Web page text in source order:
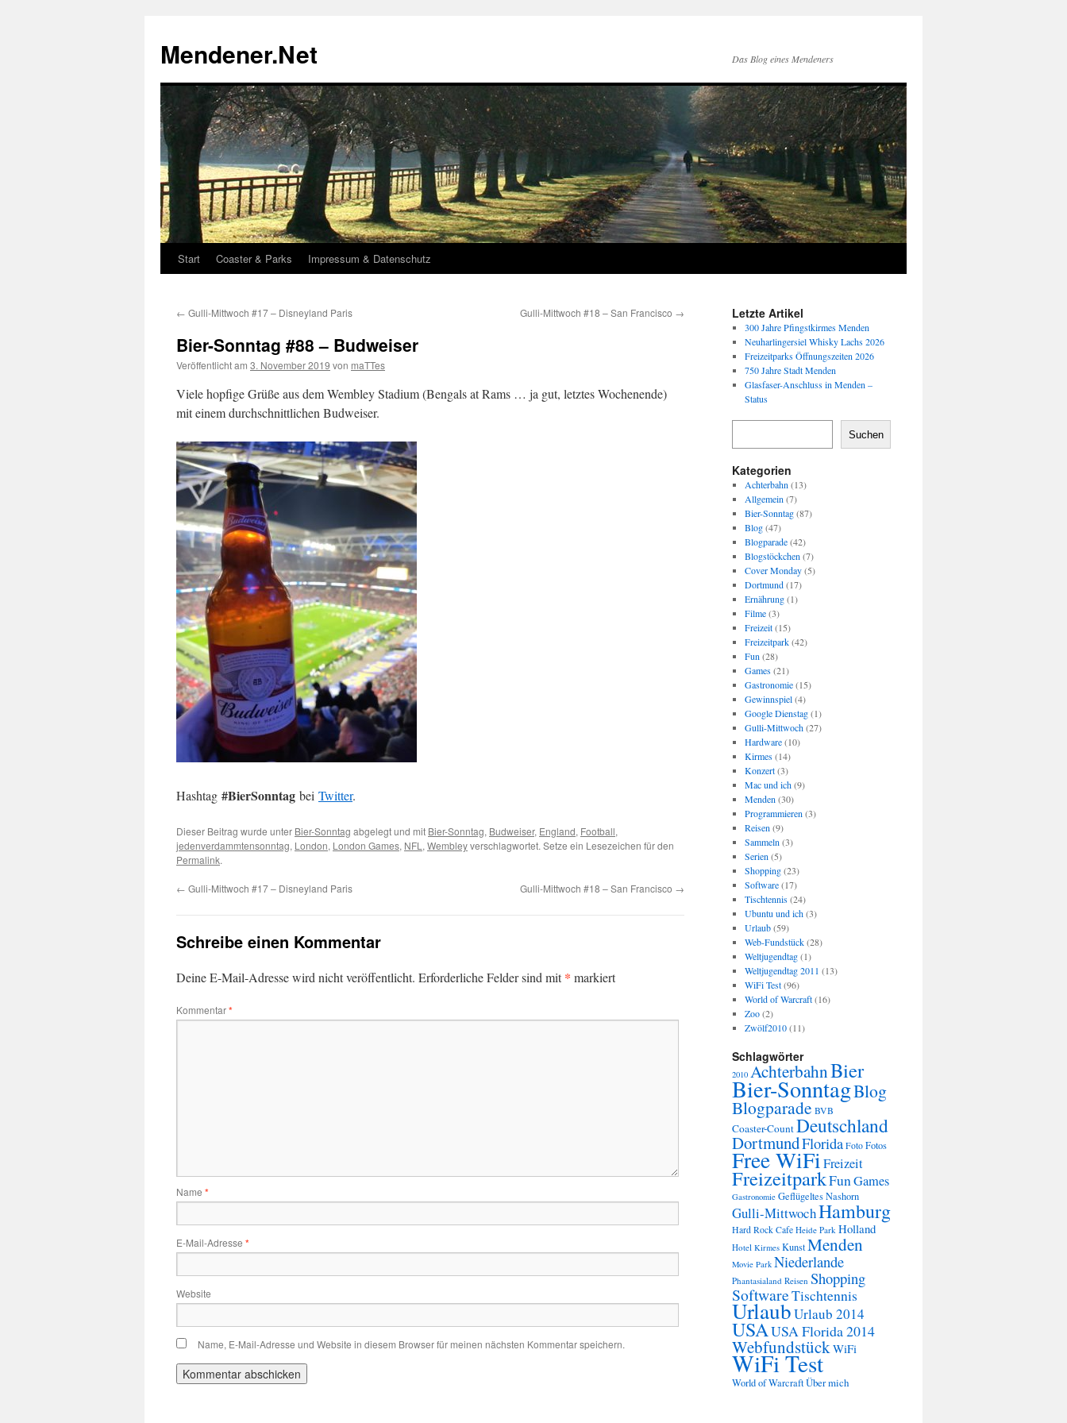
springen
Mendener.Net Das Blog eines Mendeners
Start Coaster & Parks Impressum & Datenschutz
← Gulli-Mittwoch #17 – Disneyland Paris Gulli-Mittwoch #18 – San Francisco →
Bier-Sonntag #88 – Budweiser
Veröffentlicht am 3. November 2019 von maTTes
Viele hopfige Grüße aus dem Wembley Stadium (Bengals at Rams … ja gut, letztes Wochenende)
mit einem durchschnittlichen Budweiser.
Hashtag #BierSonntag bei Twitter.
Dieser Beitrag wurde unter Bier-Sonntag abgelegt und mit Bier-Sonntag, Budweiser, England, Football,
jedenverdammtensonntag, London, London Games, NFL , Wembleyverschlagwortet. Setze ein Lesezeichen für den
Permalink.
← Gulli-Mittwoch #17 – Disneyland Paris Gulli-Mittwoch #18 – San Francisco →
Schreibe einen Kommentar
Deine E-Mail-Adresse wird nicht veröffentlicht. Erforderliche Felder sind mit* markiert
Kommentar*
Name *
E-Mail-Adresse *
Website
Name, E-Mail-Adresse und Website in diesem Browser für meinen nächsten Kommentar speichern.
Letzte Artikel
300 Jahre Pfingstkirmes Menden
Neuharlingersiel Whisky Lachs 2026
Freizeitparks Öffnungszeiten 2026
750 Jahre Stadt Menden
Glasfaser-Anschluss in Menden –
Status
Suchen
Kategorien
Achterbahn (13)
Allgemein (7)
Bier-Sonntag(87)
Blog(47)
Blogparade(42)
Blogstöckchen (7)
Cover Monday(5)
Dortmund(17)
Ernährung(1)
Filme(3)
Freizeit(15)
Freizeitpark(42)
Fun (28)
Games(21)
Gastronomie(15)
Gewinnspiel(4)
Google Dienstag(1)
Gulli-Mittwoch(27)
Hardware(10)
Kirmes(14)
Konzert(3)
Mac und ich(9)
Menden (30)
Programmieren (3)
Reisen (9)
Sammeln (3)
Serien (5)
Shopping(23)
Software(17)
Tischtennis(24)
Ubuntu und ich(3)
Urlaub(59)
Web-Fundstück(28)
Weltjugendtag(1)
Weltjugendtag 2011 (13)
WiFi Test(96)
World of Warcraft(16)
Zoo(2)
Zwölf2010(11)
Schlagwörter
2010 AchterbahnBier
Bier-SonntagBlog
Blogparade BVB
Coaster-CountDeutschland
DortmundFlorida Foto Fotos
Free WiFiFreizeit
FreizeitparkFunGames
Gastronomie Geflügeltes Nashorn
Gulli-MittwochHamburg
Hard Rock Cafe Heide Park Holland
Hotel Kirmes KunstMenden
Movie Park Niederlande
Phantasialand Reisen Shopping
SoftwareTischtennis
UrlaubUrlaub 2014
USAUSA Florida 2014
WebfundstückWiFi
WiFi Test
World of WarcraftÜber mich